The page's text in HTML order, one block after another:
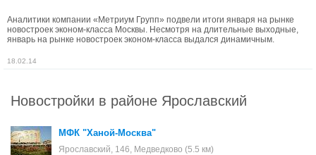
Аналитики компании «Метриум Групп» подвели итоги января на рынке
новостроек эконом-класса Москвы. Несмотря на длительные выходные,
январь на рынке новостроек эконом-класса выдался динамичным.
тем или иным причинам временно сняли с продажи часть корпусов.
18.02.14
Новостройки в районе Ярославский
МФК "Ханой-Москва"
Ярославский, 146, Медведково (5.5 км)